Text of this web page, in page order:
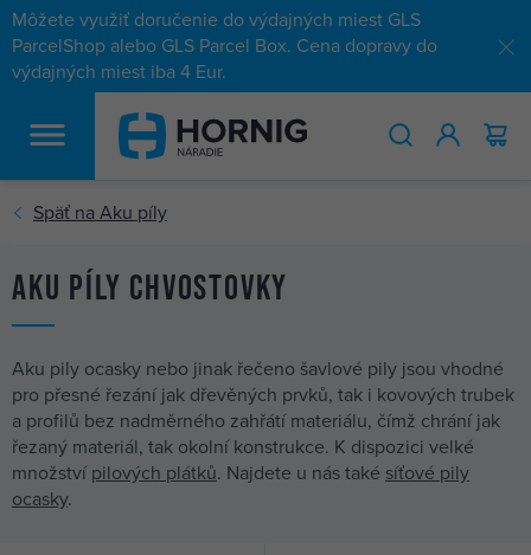
Môžete využiť doručenie do výdajných miest GLS
ParcelShop alebo GLS Parcel Box. Cena dopravy do
výdajných miest iba 4 Eur.
HĽADAŤ
Aku píly chvostovky
Aku pily ocasky nebo jinak řečeno šavlové pily jsou vhodné
pro přesné řezání jak dřevěných prvků, tak i kovových trubek
a profilů bez nadměrného zahřátí materiálu, čímž chrání jak
řezaný materiál, tak okolní konstrukce. K dispozici velké
množství pilových plátků. Najdete u nás také síťové pily
ocasky.